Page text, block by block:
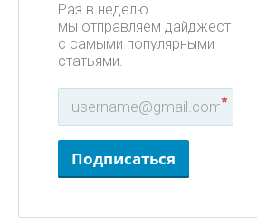
Раз в неделю
мы отправляем дайджест
с самыми популярными
статьями.
*
Подписаться